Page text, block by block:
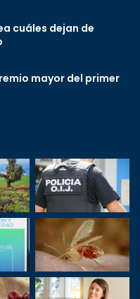
cuáles dejan de
mayor del primer